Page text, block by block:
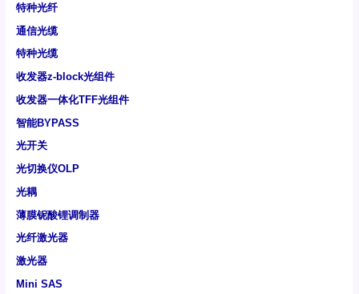
特种光纤
通信光缆
特种光缆
收发器z-block光组件
收发器一体化TFF光组件
智能BYPASS
光开关
光切换仪OLP
光耦
薄膜铌酸锂调制器
光纤激光器
激光器
Mini SAS